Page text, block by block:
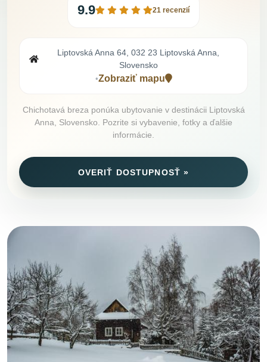
9.9 21 recenzií
Liptovská Anna 64, 032 23 Liptovská Anna,
Slovensko
•Zobraziť mapu
Chichotavá breza ponúka ubytovanie v destinácii Liptovská
Anna, Slovensko. Pozrite si vybavenie, fotky a ďalšie
informácie.
OVERIŤ DOSTUPNOSŤ »